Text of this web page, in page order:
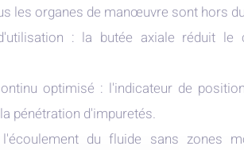
les organes de manœuvre sont hors
: la butée axiale réduit
optimisé : l'indicateur de
pénétration d'impuretés.
du fluide sans zones